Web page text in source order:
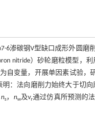
6渗碳钢V型缺口成形外圆
nitride）砂轮磨粒模型，
为自变量，开展单因素试验，
：法向磨削力始终大于切
ns， nw及vr通过仿真所预测的